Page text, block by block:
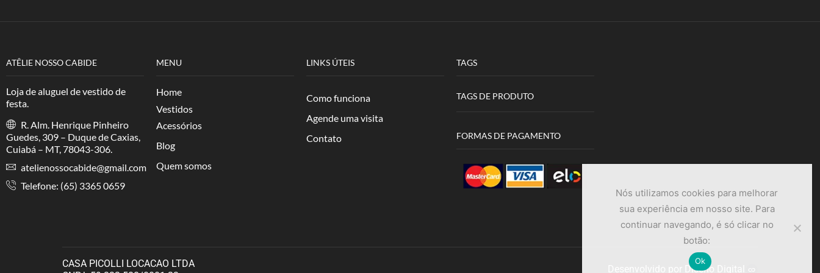
ATÊLIE NOSSO CABIDE
Loja de aluguel de vestido de
festa.
R. Alm. Henrique Pinheiro
Guedes, 309 – Duque de Caxias,
Cuiabá – MT, 78043-306.
atelienossocabide@gmail.com
Telefone: (65) 3365 0659
MENU
Home
Vestidos
Acessórios
Blog
Quem somos
LINKS ÚTEIS
Como funciona
Agende uma visita
Contato
TAGS
TAGS DE PRODUTO
FORMAS DE PAGAMENTO
CASA PICOLLI LOCACAO LTDA
Desenvolvido por Diseño Digital
Nós utilizamos cookies para melhorar
sua experiência em nosso site. Para
continuar navegando, é só clicar no
botão:
Ok